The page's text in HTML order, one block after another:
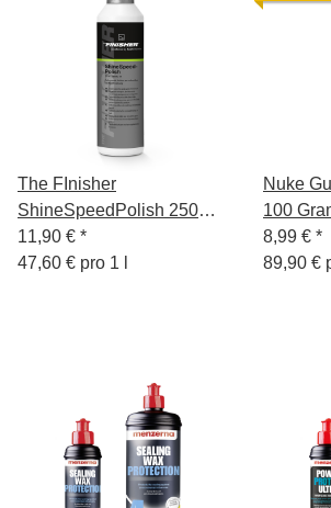
The FInisher
ShineSpeedPolish 250ml
WaxPolitur
11,90 € *
47,60 € pro 1 l
Nuke
100
8,99 € *
89,90 €